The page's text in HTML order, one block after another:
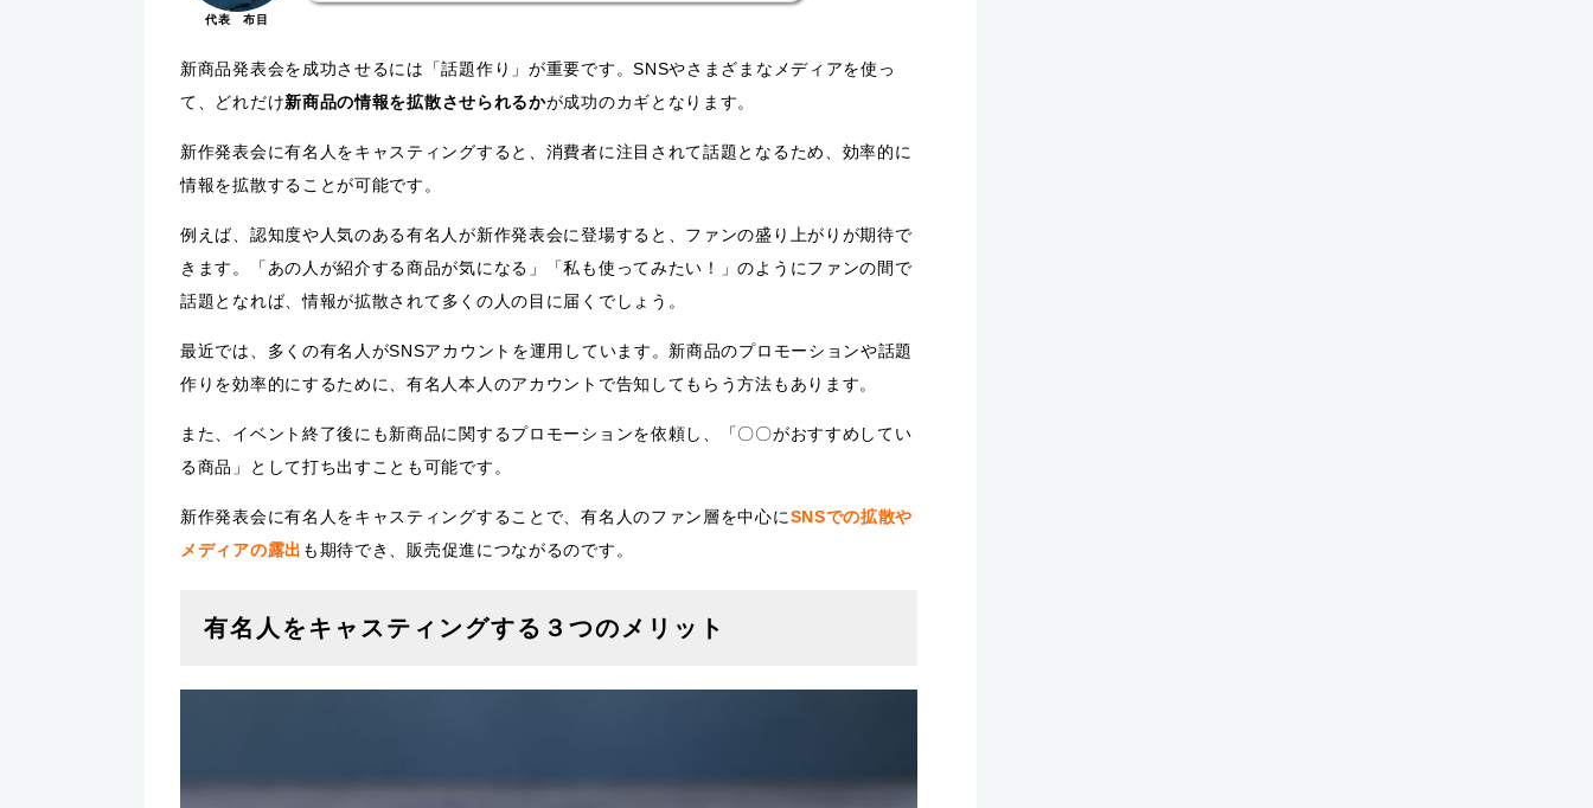
代表 布目
新商品発表会を成功させるには「話題作り」が重要です。SNSやさまざまなメディアを使っ
て、どれだけ新商品の情報を拡散させられるかが成功のカギとなります。
新作発表会に有名人をキャスティングすると、消費者に注目されて話題となるため、効率的に
情報を拡散することが可能です。
例えば、認知度や人気のある有名人が新作発表会に登場すると、ファンの盛り上がりが期待で
きます。「あの人が紹介する商品が気になる」「私も使ってみたい！」のようにファンの間で
話題となれば、情報が拡散されて多くの人の目に届くでしょう。
最近では、多くの有名人がSNSアカウントを運用しています。新商品のプロモーションや話題
作りを効率的にするために、有名人本人のアカウントで告知してもらう方法もあります。
また、イベント終了後にも新商品に関するプロモーションを依頼し、「〇〇がおすすめしてい
る商品」として打ち出すことも可能です。
新作発表会に有名人をキャスティングすることで、有名人のファン層を中心にSNSでの拡散や
メディアの露出 も期待でき、販売促進につながるのです。
有名人をキャスティングする３つのメリット